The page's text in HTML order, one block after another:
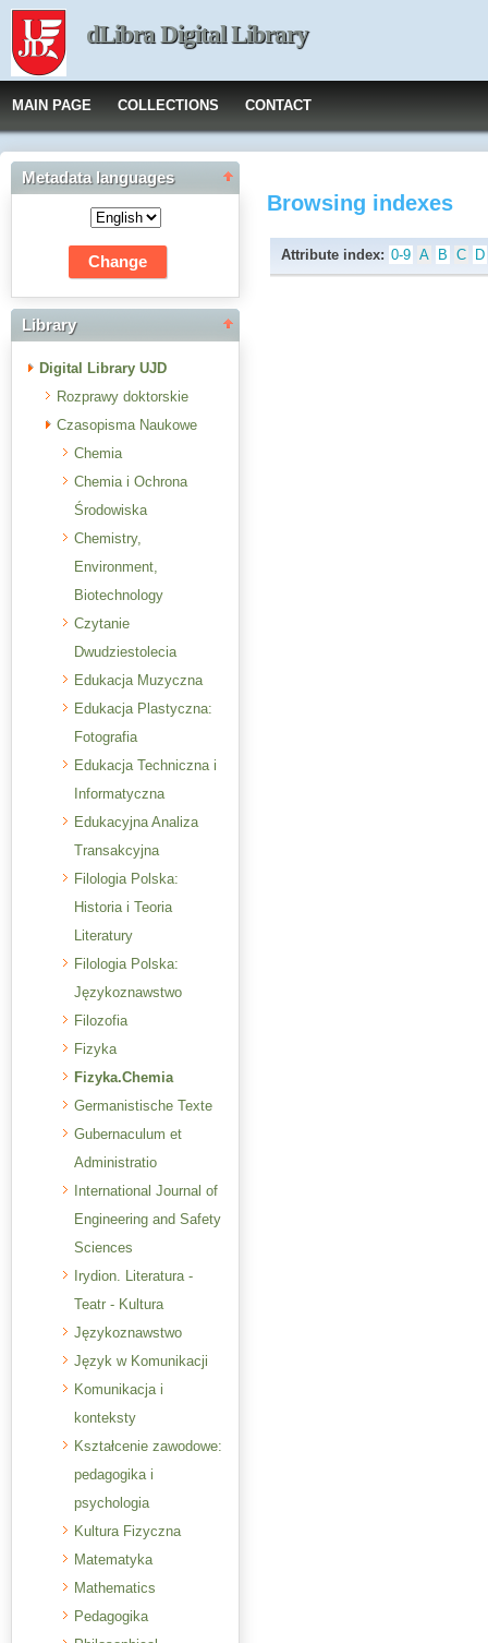
dLibra Digital Library
MAIN PAGE COLLECTIONS CONTACT
Metadata languages
Library
Digital Library UJD
Rozprawy doktorskie
Czasopisma Naukowe
Chemia
Chemia i Ochrona
Środowiska
Chemistry,
Environment,
Biotechnology
Czytanie
Dwudziestolecia
Edukacja Muzyczna
Edukacja Plastyczna:
Fotografia
Edukacja Techniczna i
Informatyczna
Edukacyjna Analiza
Transakcyjna
Filologia Polska:
Historia i Teoria
Literatury
Filologia Polska:
Językoznawstwo
Filozofia
Fizyka
Fizyka.Chemia
Germanistische Texte
Gubernaculum et
Administratio
International Journal of
Engineering and Safety
Sciences
Irydion. Literatura -
Teatr - Kultura
Językoznawstwo
Język w Komunikacji
Komunikacja i
konteksty
Kształcenie zawodowe:
pedagogika i
psychologia
Kultura Fizyczna
Matematyka
Mathematics
Pedagogika
Browsing indexes
Attribute index: 0-9 A B C D